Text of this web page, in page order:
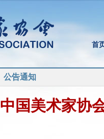
首
公告通知
中国美术家协